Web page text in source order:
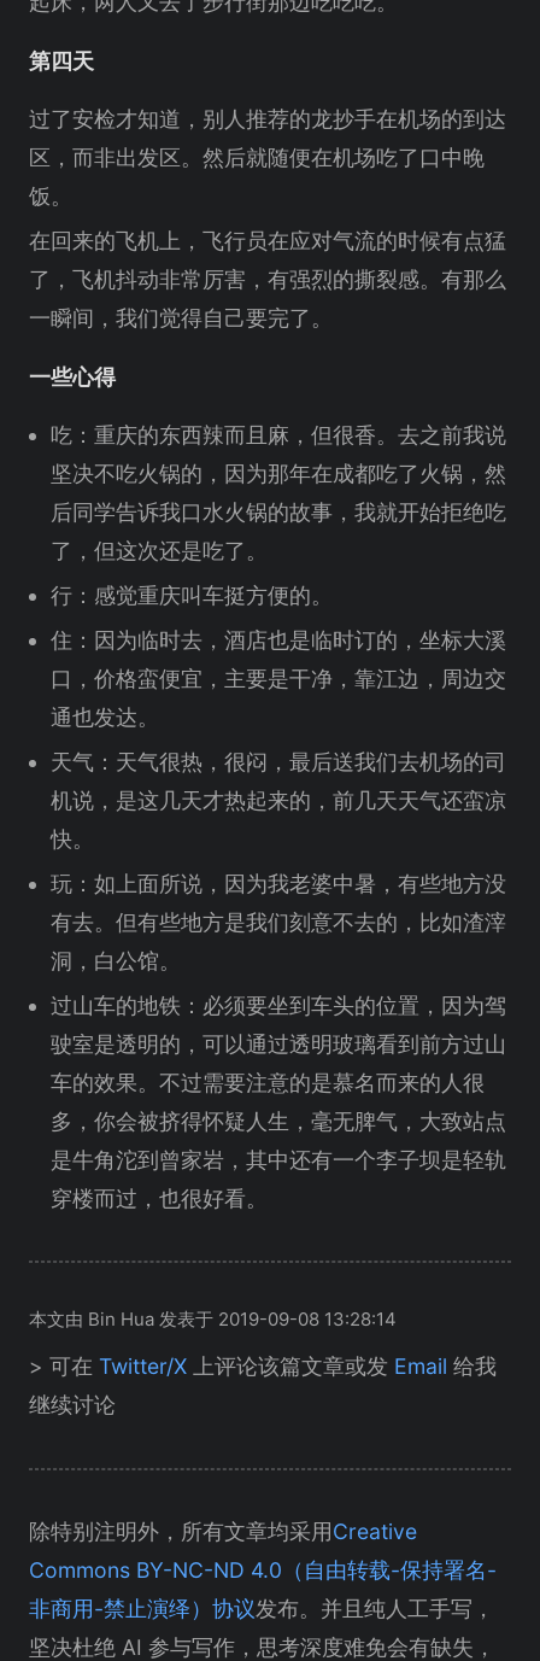
第四天
过了安检才知道，别人推荐的龙抄手在机场的到达
区，而非出发区。然后就随便在机场吃了口中晚
饭。
在回来的飞机上，飞行员在应对气流的时候有点猛
了，飞机抖动非常厉害，有强烈的撕裂感。有那么
一瞬间，我们觉得自己要完了。
一些心得
吃：重庆的东西辣而且麻，但很香。去之前我说
坚决不吃火锅的，因为那年在成都吃了火锅，然
后同学告诉我口水火锅的故事，我就开始拒绝吃
了，但这次还是吃了。
行：感觉重庆叫车挺方便的。
住：因为临时去，酒店也是临时订的，坐标大溪
口，价格蛮便宜，主要是干净，靠江边，周边交
通也发达。
天气：天气很热，很闷，最后送我们去机场的司
机说，是这几天才热起来的，前几天天气还蛮凉
快。
玩：如上面所说，因为我老婆中暑，有些地方没
有去。但有些地方是我们刻意不去的，比如渣滓
洞，白公馆。
过山车的地铁：必须要坐到车头的位置，因为驾
驶室是透明的，可以通过透明玻璃看到前方过山
车的效果。不过需要注意的是慕名而来的人很
多，你会被挤得怀疑人生，毫无脾气，大致站点
是牛角沱到曾家岩，其中还有一个李子坝是轻轨
穿楼而过，也很好看。
本文由 Bin Hua 发表于 2019-09-08 13:28:14
> 可在 Twitter/X 上评论该篇文章或发 Email 给我
继续讨论
除特别注明外，所有文章均采用Creative
Commons BY-NC-ND 4.0（自由转载-保持署名-
非商用-禁止演绎）协议发布。并且纯人工手写，
坚决杜绝 AI 参与写作，思考深度难免会有缺失，